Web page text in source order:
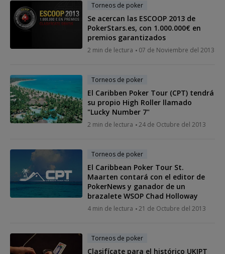
Torneos de poker
Se acercan las ESCOOP 2013 de
PokerStars.es, con 1.000.000€ en
premios garantizados
2 min de lectura 07 de Noviembre del 2013
Torneos de poker
El Caribben Poker Tour (CPT) tendrá
su propio High Roller llamado
"Lucky Number 7"
2 min de lectura 24 de Octubre del 2013
Torneos de poker
El Caribbean Poker Tour St.
Maarten contará con el editor de
PokerNews y ganador de un
brazalete WSOP Chad Holloway
4 min de lectura 21 de Octubre del 2013
Torneos de poker
Clasifícate para el histórico UKIPT